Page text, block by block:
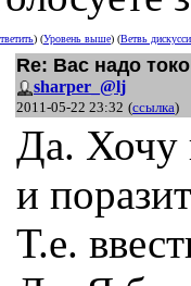
) (Уровень выше) (Ветвь
Re: Вас надо
sharper_@lj
2011-05-22 23:32 (ссылка)
Да. Хочу
и
Т.е.